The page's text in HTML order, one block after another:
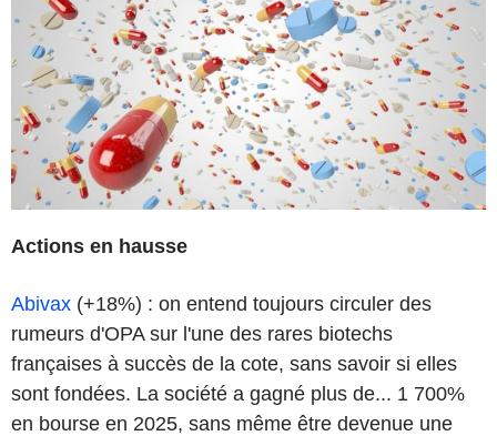
Actions en hausse
Abivax (+18%) : on entend toujours circuler des
rumeurs d'OPA sur l'une des rares biotechs
françaises à succès de la cote, sans savoir si elles
sont fondées. La société a gagné plus de... 1 700%
en bourse en 2025, sans même être devenue une